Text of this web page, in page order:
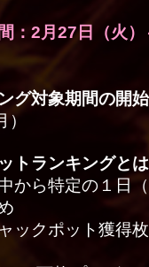
：2月27日（火）
グ対象期間の開始
）
トランキングとは
から特定の１日
ックポット獲得